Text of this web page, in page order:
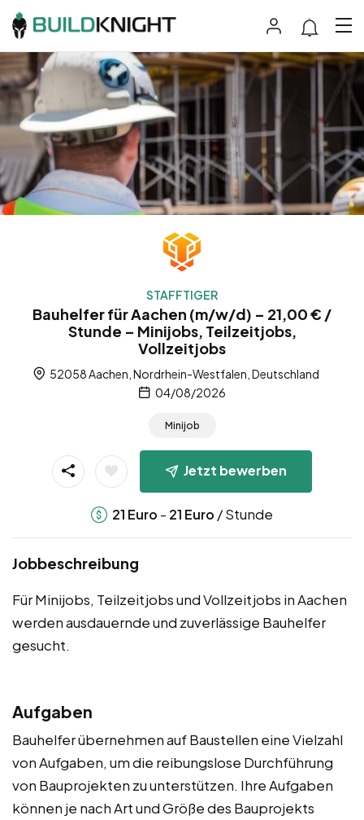
STAFFTIGER
Bauhelfer für Aachen (m/w/d) – 21,00 € /
Stunde – Minijobs, Teilzeitjobs,
Vollzeitjobs
52058 Aachen, Nordrhein-Westfalen, Deutschland
04/08/2026
Minijob
Jetzt bewerben
21 Euro - 21 Euro / Stunde
Jobbeschreibung
Für Minijobs, Teilzeitjobs und Vollzeitjobs in Aachen
werden ausdauernde und zuverlässige Bauhelfer
gesucht.
Aufgaben
Bauhelfer übernehmen auf Baustellen eine Vielzahl
von Aufgaben, um die reibungslose Durchführung
von Bauprojekten zu unterstützen. Ihre Aufgaben
können je nach Art und Größe des Bauprojekts